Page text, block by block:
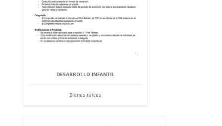
DESARROLLO INFANTIL
Bienes raíces